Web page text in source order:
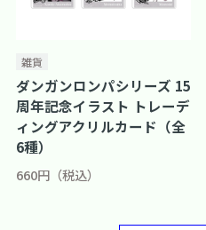
雑貨
ダンガンロンパシリーズ 15
周年記念イラスト トレーデ
ィングアクリルカード（全
6種）
660円（税込）